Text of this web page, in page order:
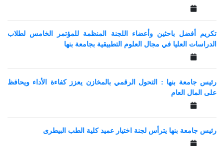
تكريم أفضل باحثين وأعضاء اللجنة المنظمة للمؤتمر الخامس لطلاب
الدراسات العليا في مجال العلوم التطبيقية بجامعة بنها
رئيس جامعة بنها : التحول الرقمي بالمخازن يعزز كفاءة الأداء ويحافظ
على المال العام
رئيس جامعة بنها يترأس لجنة اختيار عميد كلية الطب البيطرى